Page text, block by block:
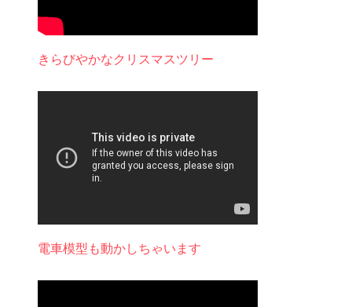
きらびやかなクリスマスツリー
電車模型も動かしちゃいます